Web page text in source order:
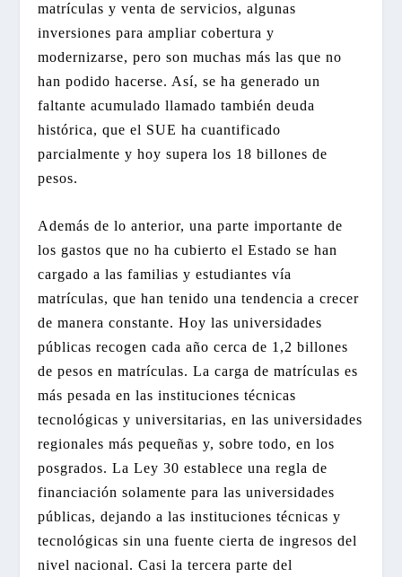
matrículas y venta de servicios, algunas
inversiones para ampliar cobertura y
modernizarse, pero son muchas más las que no
han podido hacerse. Así, se ha generado un
faltante acumulado llamado también deuda
histórica, que el SUE ha cuantificado
parcialmente y hoy supera los 18 billones de
pesos.
Además de lo anterior, una parte importante de
los gastos que no ha cubierto el Estado se han
cargado a las familias y estudiantes vía
matrículas, que han tenido una tendencia a crecer
de manera constante. Hoy las universidades
públicas recogen cada año cerca de 1,2 billones
de pesos en matrículas. La carga de matrículas es
más pesada en las instituciones técnicas
tecnológicas y universitarias, en las universidades
regionales más pequeñas y, sobre todo, en los
posgrados. La Ley 30 establece una regla de
financiación solamente para las universidades
públicas, dejando a las instituciones técnicas y
tecnológicas sin una fuente cierta de ingresos del
nivel nacional. Casi la tercera parte del